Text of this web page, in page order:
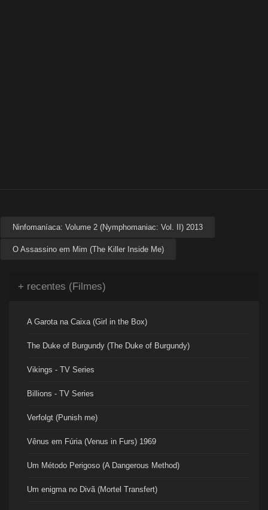
Ninfomaníaca: Volume 2 (Nymphomaniac: Vol. II) 2013
O Assassino em Mim (The Killer Inside Me)
+ recentes (Filmes)
A Garota na Caixa (Girl in the Box)
The Duke of Burgundy (The Duke of Burgundy)
Vikings - TV Series
Billions - TV Series
Verfolgt (Punish me)
Vênus em Fúria (Venus in Furs) 1969
Um Método Perigoso (A Dangerous Method)
Um enigma no Divã (Mortel Transfert)